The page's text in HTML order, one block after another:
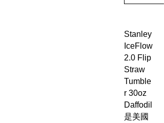
Stanley
IceFlow
2.0 Flip
Straw
Tumble
r 30oz
Daffodil
是美國